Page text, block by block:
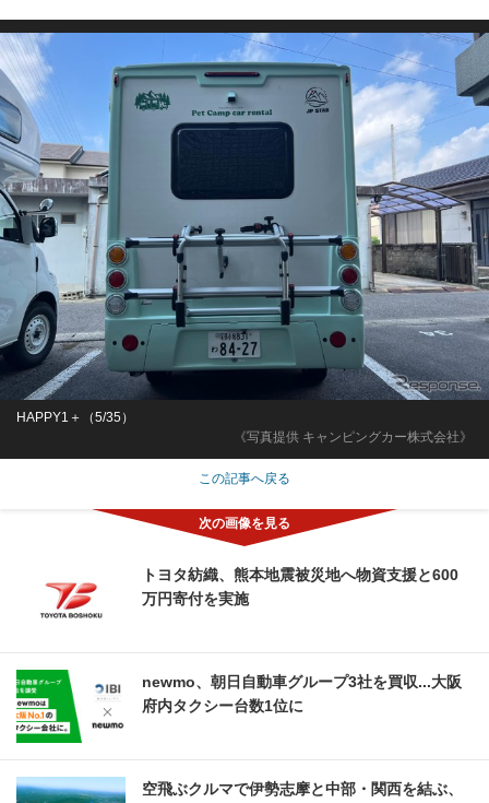
《写真提供 キャンピングカー株式会社》
HAPPY1＋（5/35）
この記事へ戻る
トヨタ紡織、熊本地震被災地へ物資支援と600
万円寄付を実施
newmo、朝日自動車グループ3社を買収...大阪
府内タクシー台数1位に
空飛ぶクルマで伊勢志摩と中部・関西を結ぶ、